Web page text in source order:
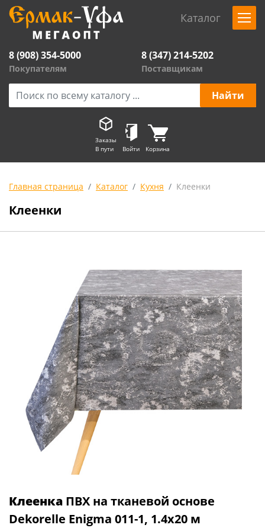
Каталог
8 (908) 354-5000
Покупателям
8 (347) 214-5202
Поставщикам
Заказы
В пути
Войти Корзина
Главная страница Каталог Кухня Клеенки
Клеенки
Клеенка ПВХ на тканевой основе
Dekorelle Enigma 011-1, 1.4х20 м